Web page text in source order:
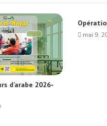
d’arabe 2026-
mai 9,